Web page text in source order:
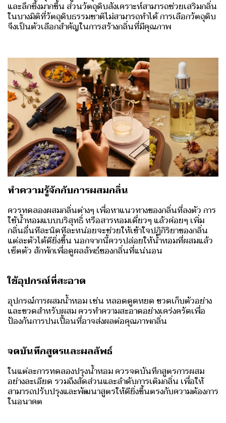
และลึกซึ้งมากขึ้น ส่วนวัตถุดิบสังเคราะห์สามารถช่วยเสริมกลิ่น
ในบางมิติที่วัตถุดิบธรรมชาติไม่สามารถทำได้ การเลือกวัตถุดิบ
จึงเป็นตัวเลือกสำคัญในการสร้างกลิ่นที่มีคุณภาพ
ทำความรู้จักกับการผสมกลิ่น
ควรทดลองผสมกลิ่นต่างๆ เพื่อหาแนวทางของกลิ่นที่ลงตัว การ
ใช้น้ำหอมแบบบริสุทธิ์ หรือสารหอมเดี่ยวๆ แล้วค่อยๆ เพิ่ม
กลิ่นอื่นทีละนิดทีละหน่อยจะช่วยให้เข้าใจปฏิกิริยาของกลิ่น
แต่ละตัวได้ดียิ่งขึ้น นอกจากนี้ควรปล่อยให้น้ำหอมที่ผสมแล้ว
เซ็ตตัว สักพักเพื่อดูผลลัพธ์ของกลิ่นที่แน่นอน
ใช้อุปกรณ์ที่สะอาด
อุปกรณ์การผสมน้ำหอม เช่น หลอดดูดหยด ขวดเก็บตัวอย่าง
และขวดสำหรับผสม ควรทำความสะอาดอย่างเคร่งครัดเพื่อ
ป้องกันการปนเปื้อนที่อาจส่งผลต่อคุณภาพกลิ่น
จดบันทึกสูตรและผลลัพธ์
ในแต่ละการทดลองปรุงน้ำหอม ควรจดบันทึกสูตรการผสม
อย่างละเอียด รวมถึงสัดส่วนและลำดับการเติมกลิ่น เพื่อให้
สามารถปรับปรุงและพัฒนาสูตรให้ดียิ่งขึ้นตรงกับความต้องการ
ในอนาคต